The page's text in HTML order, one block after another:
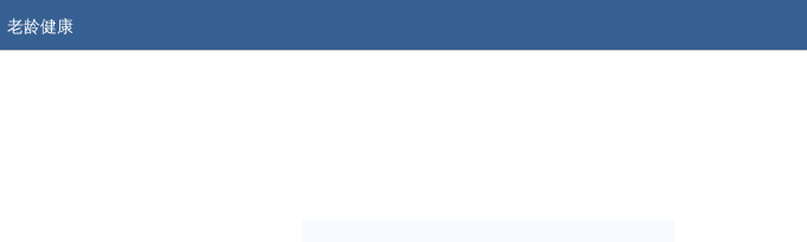
老龄健康